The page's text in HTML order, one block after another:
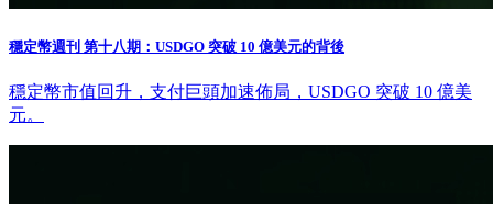
穩定幣週刊 第十八期：USDGO 突破 10 億美元的背後
穩定幣市值回升，支付巨頭加速佈局，USDGO 突破 10 億美
元。